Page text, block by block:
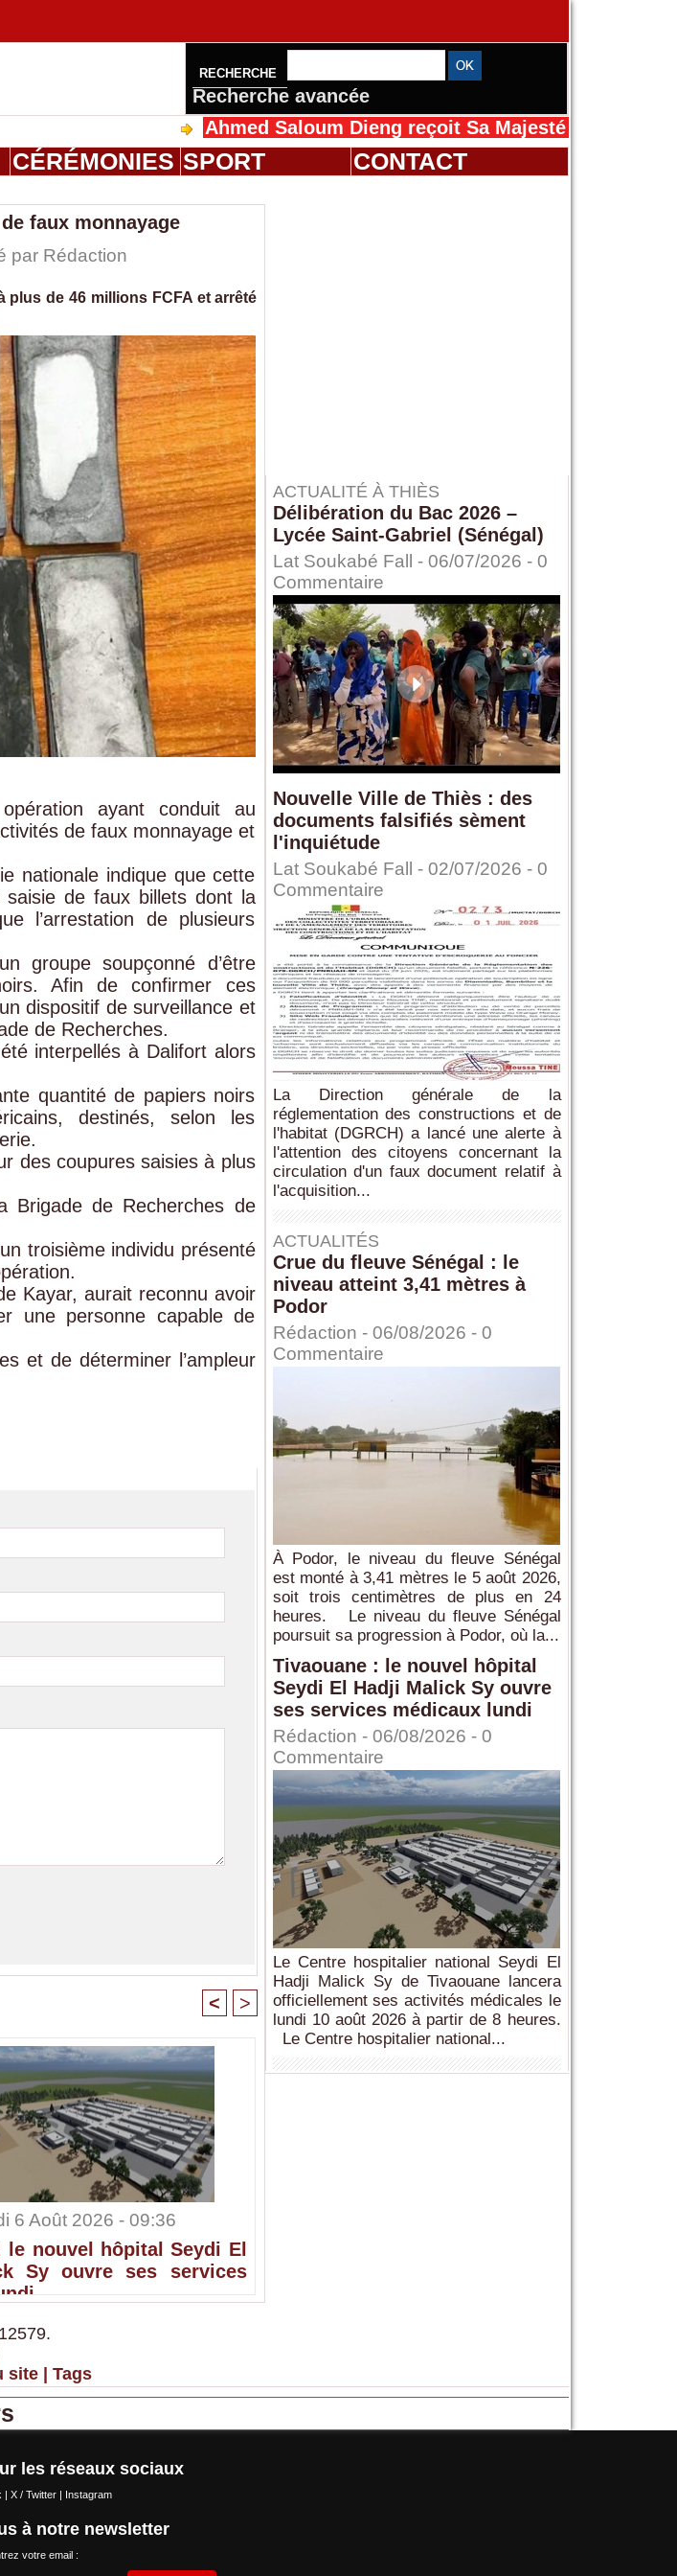
RECHERCHE
Recherche avancée
Ahmed Saloum Dieng reçoit Sa Majesté Mansah Cissé au
CÉRÉMONIES SPORT CONTACT
faux monnayage
par Rédaction
plus de 46 millions FCFA et arrêté
ayant conduit au
de faux monnayage et
nationale indique que cette
de faux billets dont la
l’arrestation de plusieurs
groupe soupçonné d’être
Afin de confirmer ces
dispositif de surveillance et
de Recherches.
interpellés à Dalifort alors
quantité de papiers noirs
destinés, selon les
des coupures saisies à plus
Brigade de Recherches de
troisième individu présenté
Kayar, aurait reconnu avoir
une personne capable de
et de déterminer l’ampleur
< >
6 Août 2026 - 09:36
le nouvel hôpital Seydi El
Sy ouvre ses services
ACTUALITÉ À THIÈS
Délibération du Bac 2026 –
Lycée Saint-Gabriel (Sénégal)
Lat Soukabé Fall - 06/07/2026 - 0
Commentaire
Nouvelle Ville de Thiès : des
documents falsifiés sèment
l'inquiétude
Lat Soukabé Fall - 02/07/2026 - 0
Commentaire
La Direction générale de la
réglementation des constructions et de
l'habitat (DGRCH) a lancé une alerte à
l'attention des citoyens concernant la
circulation d'un faux document relatif à
l'acquisition...
ACTUALITÉS
Crue du fleuve Sénégal : le
niveau atteint 3,41 mètres à
Podor
Rédaction - 06/08/2026 - 0
Commentaire
À Podor, le niveau du fleuve Sénégal
est monté à 3,41 mètres le 5 août 2026,
soit trois centimètres de plus en 24
heures. Le niveau du fleuve Sénégal
poursuit sa progression à Podor, où la...
Tivaouane : le nouvel hôpital
Seydi El Hadji Malick Sy ouvre
ses services médicaux lundi
Rédaction - 06/08/2026 - 0
Commentaire
Le Centre hospitalier national Seydi El
Hadji Malick Sy de Tivaouane lancera
officiellement ses activités médicales le
lundi 10 août 2026 à partir de 8 heures.
Le Centre hospitalier national...
site | Tags
les réseaux sociaux
| X / Twitter | Instagram
à notre newsletter
votre email :